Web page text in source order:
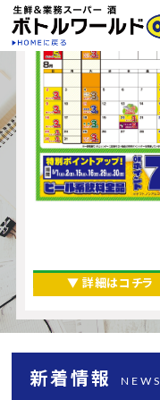
▼ 詳細はコチラ
新着情報 NEWS